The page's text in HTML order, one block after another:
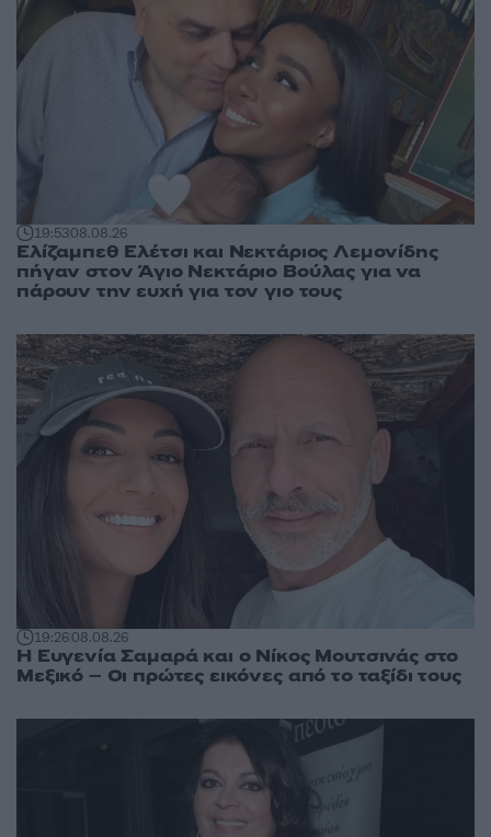
19:5308.08.26
Ελίζαμπεθ Ελέτσι και Νεκτάριος Λεμονίδης
πήγαν στον Άγιο Νεκτάριο Βούλας για να
πάρουν την ευχή για τον γιο τους
19:2608.08.26
Η Ευγενία Σαμαρά και ο Νίκος Μουτσινάς στο
Μεξικό – Οι πρώτες εικόνες από το ταξίδι τους